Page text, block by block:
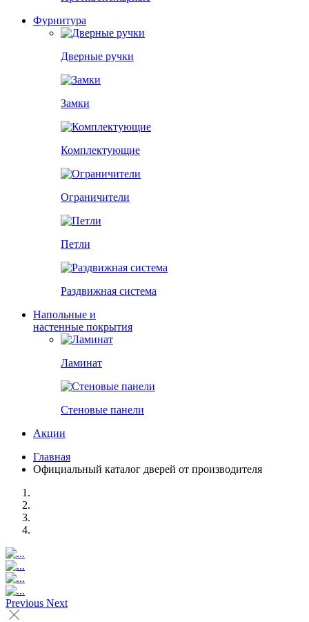
Фурнитура
Дверные ручки
Замки
Комплектующие
Ограничители
Петли
Раздвижная система
Напольные и
настенные покрытия
Ламинат
Стеновые панели
Акции
Главная
Официальный каталог дверей от производителя
Previous Next